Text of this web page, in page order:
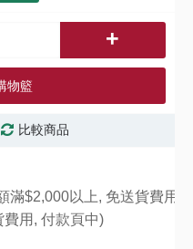
+
物籃
比較商品
滿$2,000以上, 免送貨費用,
用, 付款頁中)